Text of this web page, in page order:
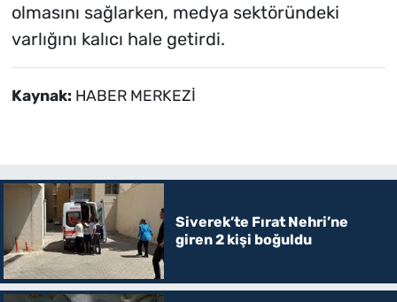
olmasını sağlarken, medya sektöründeki
varlığını kalıcı hale getirdi.
Kaynak: HABER MERKEZİ
Siverek’te Fırat Nehri’ne
giren 2 kişi boğuldu